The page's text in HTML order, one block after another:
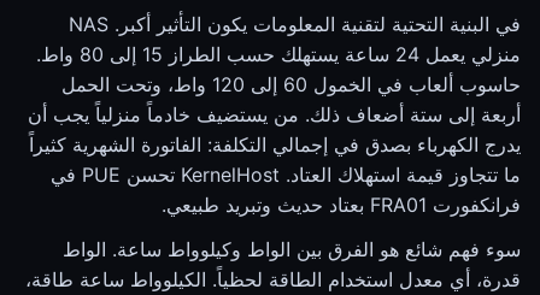
في البنية التحتية لتقنية المعلومات يكون التأثير أكبر. NAS
منزلي يعمل 24 ساعة يستهلك حسب الطراز 15 إلى 80 واط.
حاسوب ألعاب في الخمول 60 إلى 120 واط، وتحت الحمل
أربعة إلى ستة أضعاف ذلك. من يستضيف خادماً منزلياً يجب أن
يدرج الكهرباء بصدق في إجمالي التكلفة: الفاتورة الشهرية كثيراً
ما تتجاوز قيمة استهلاك العتاد. KernelHost تحسن PUE في
فرانكفورت FRA01 بعتاد حديث وتبريد طبيعي.
سوء فهم شائع هو الفرق بين الواط وكيلوواط ساعة. الواط
قدرة، أي معدل استخدام الطاقة لحظياً. الكيلوواط ساعة طاقة،